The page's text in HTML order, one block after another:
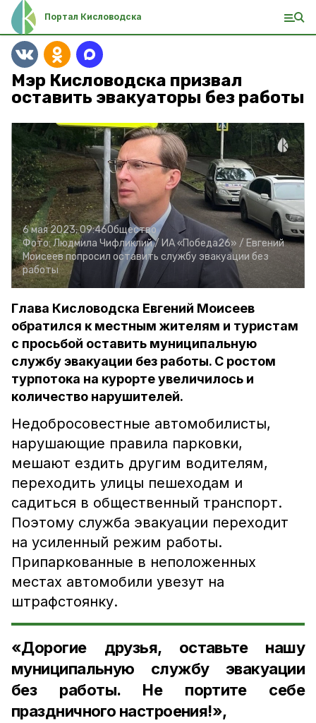
Портал Кисловодска
Мэр Кисловодска призвал
оставить эвакуаторы без работы
6 мая 2023, 09:46Общество
Фото:Людмила Чифликлий / ИА «Победа26» / Евгений
Моисеев попросил оставить службу эвакуации без
работы
Глава Кисловодска Евгений Моисеев
обратился к местным жителям и туристам
с просьбой оставить муниципальную
службу эвакуации без работы. С ростом
турпотока на курорте увеличилось и
количество нарушителей.
Недобросовестные автомобилисты,
нарушающие правила парковки,
мешают ездить другим водителям,
переходить улицы пешеходам и
садиться в общественный транспорт.
Поэтому служба эвакуации переходит
на усиленный режим работы.
Припаркованные в неположенных
местах автомобили увезут на
штрафстоянку.
«Дорогие друзья, оставьте нашу
муниципальную службу эвакуации
без работы. Не портите себе
праздничного настроения!»,